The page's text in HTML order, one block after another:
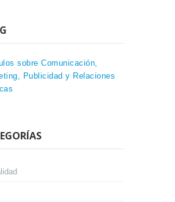
sobre Comunicación,
Publicidad y Relaciones